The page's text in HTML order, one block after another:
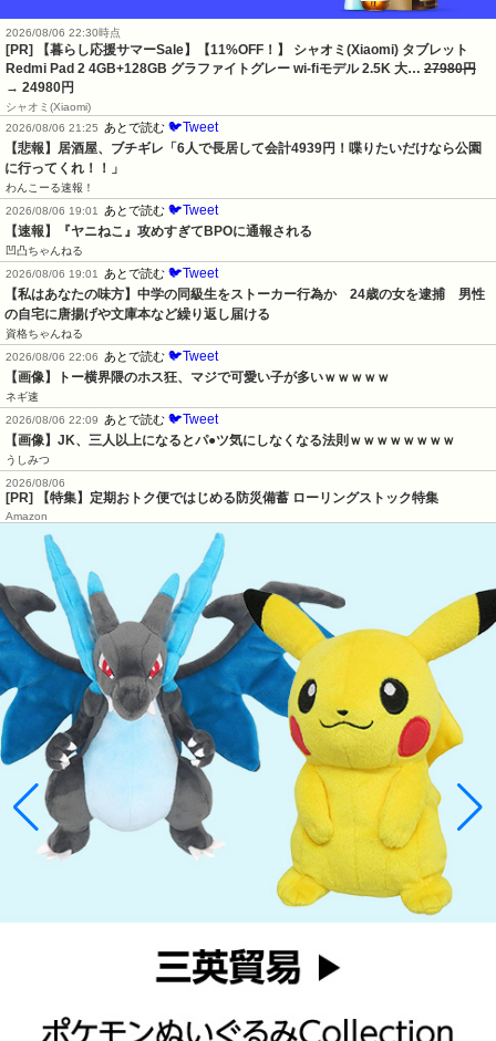
2026/08/06 22:30時点
[PR] 【暮らし応援サマーSale】【11%OFF！】 シャオミ(Xiaomi) タブレット
Redmi Pad 2 4GB+128GB グラファイトグレー wi-fiモデル 2.5K 大…27980円
→ 24980円
シャオミ(Xiaomi)
2026/08/06 21:25
【悲報】居酒屋、ブチギレ「6人で長居して会計4939円！喋りたいだけなら公園
に行ってくれ！！」
わんこーる速報！
2026/08/06 19:01
【速報】『ヤニねこ』攻めすぎてBPOに通報される
凹凸ちゃんねる
2026/08/06 19:01
【私はあなたの味方】中学の同級生をストーカー行為か　24歳の女を逮捕　男性
の自宅に唐揚げや文庫本など繰り返し届ける
資格ちゃんねる
2026/08/06 22:06
【画像】トー横界隈のホス狂、マジで可愛い子が多いｗｗｗｗｗ
ネギ速
2026/08/06 22:09
【画像】JK、三人以上になるとパ●ツ気にしなくなる法則ｗｗｗｗｗｗｗｗ
うしみつ
2026/08/06
[PR] 【特集】定期おトク便ではじめる防災備蓄 ローリングストック特集
Amazon